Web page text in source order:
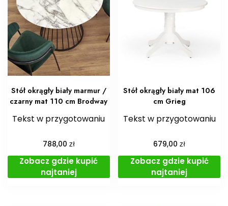
Stół okrągły biały marmur /
czarny mat 110 cm Brodway
Tekst w przygotowaniu
788,00 zł
Zobacz gdzie kupić
najtaniej
Stół okrągły biały mat 106
cm Grieg
Tekst w przygotowaniu
679,00zł
Zobacz gdzie kupić
najtaniej